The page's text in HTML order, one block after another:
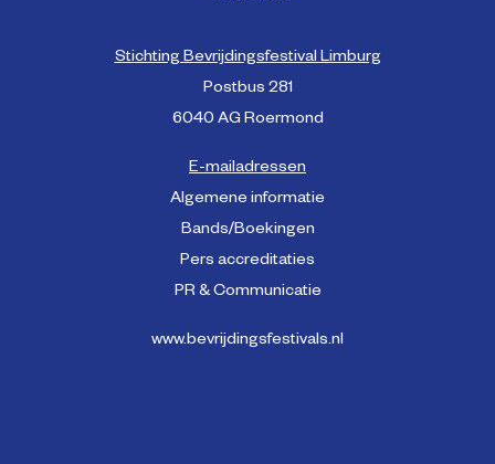
Stichting Bevrijdingsfestival Limburg
Postbus 281
6040 AG Roermond
E-mailadressen
Algemene informatie
Bands/Boekingen
Pers accreditaties
PR & Communicatie
www.bevrijdingsfestivals.nl